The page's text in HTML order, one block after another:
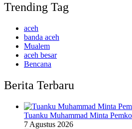
Trending Tag
aceh
banda aceh
Mualem
aceh besar
Bencana
Berita Terbaru
Tuanku Muhammad Minta
7 Agustus 2026